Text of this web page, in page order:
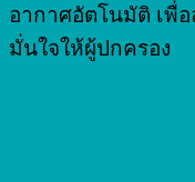
อากาศอัตโนมัติ เพื่
มั่นใจให้ผู้ปกครอง